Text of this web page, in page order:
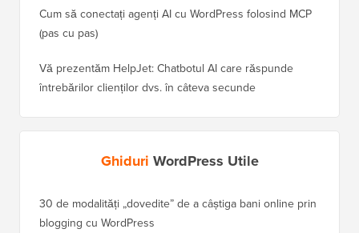
Cum să conectați agenți AI cu WordPress folosind MCP
(pas cu pas)
Vă prezentăm HelpJet: Chatbotul AI care răspunde
întrebărilor clienților dvs. în câteva secunde
Ghiduri WordPress Utile
30 de modalități „dovedite” de a câștiga bani online prin
blogging cu WordPress